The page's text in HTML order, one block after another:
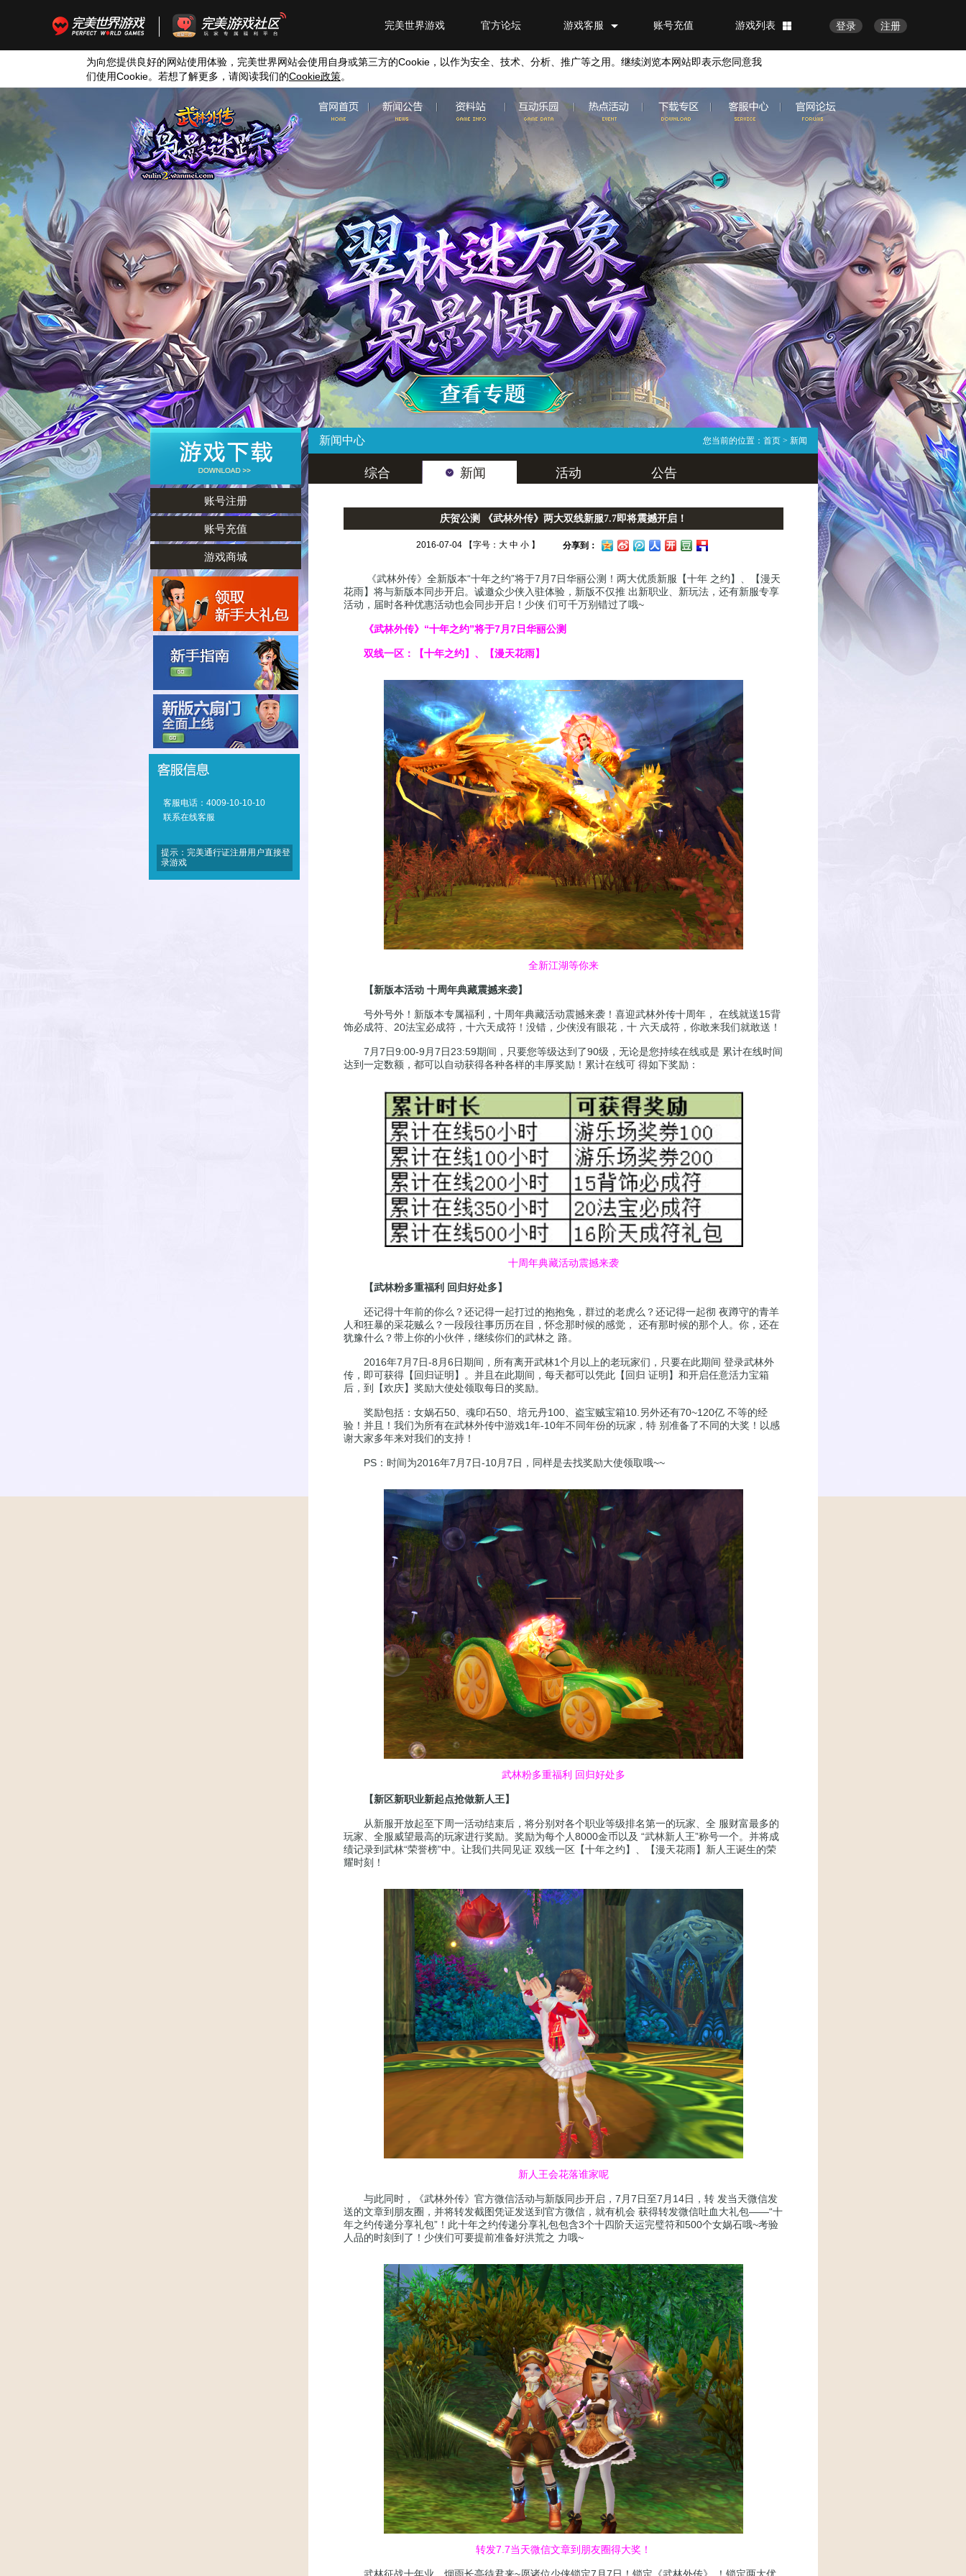
注册
登录
游戏列表
账号充值
游戏客服
官方论坛
完美世界游戏
为向您提供良好的网站使用体验，完美世界网站会使用自身或第三方的Cookie ，以作为安全、技术、分析、推广等之用。继续浏览本网站即表示您同意我
们使用Cookie。若想了解更多，请阅读我们的Cookie政策。
账号注册
账号充值
游戏商城
客服电话：4009-10-10-10
联系在线客服
提示：完美通行证注册用户直接登
录游戏
您当前的位置： 首页 > 新闻
新闻中心
综合 新闻 活动 公告
庆贺公测 《武林外传》两大双线新服7.7即将震撼开启！
2016-07-04 【字号： 大 中 小】 分享到：
《武林外传》全新版本“十年之约”将于7月7日华丽公测！两大优质新服【十年 之约】、【漫天
花雨】将与新版本同步开启。诚邀众少侠入驻体验，新版不仅推 出新职业、新玩法，还有新服专享
活动，届时各种优惠活动也会同步开启！少侠 们可千万别错过了哦~
《武林外传》“十年之约”将于7月7日华丽公测
双线一区：【十年之约】、【漫天花雨】
全新江湖等你来
【新版本活动 十周年典藏震撼来袭】
号外号外！新版本专属福利，十周年典藏活动震撼来袭！喜迎武林外传十周年， 在线就送15背
饰必成符、20法宝必成符，十六天成符！没错，少侠没有眼花，十 六天成符，你敢来我们就敢送！
7月7日9:00-9月7日23:59期间，只要您等级达到了90级，无论是您持续在线或是 累计在线时间
达到一定数额，都可以自动获得各种各样的丰厚奖励！累计在线可 得如下奖励：
十周年典藏活动震撼来袭
【武林粉多重福利 回归好处多】
还记得十年前的你么？还记得一起打过的抱抱兔，群过的老虎么？还记得一起彻 夜蹲守的青羊
人和狂暴的采花贼么？一段段往事历历在目，怀念那时候的感觉， 还有那时候的那个人。你，还在
犹豫什么？带上你的小伙伴，继续你们的武林之 路。
2016年7月7日-8月6日期间，所有离开武林1个月以上的老玩家们，只要在此期间 登录武林外
传，即可获得【回归证明】。并且在此期间，每天都可以凭此【回归 证明】和开启任意活力宝箱
后，到【欢庆】奖励大使处领取每日的奖励。
奖励包括：女娲石50、魂印石50、培元丹100、盗宝贼宝箱10.另外还有70~120亿 不等的经
验！并且！我们为所有在武林外传中游戏1年-10年不同年份的玩家，特 别准备了不同的大奖！以感
谢大家多年来对我们的支持！
PS：时间为2016年7月7日-10月7日，同样是去找奖励大使领取哦~~
武林粉多重福利 回归好处多
【新区新职业新起点抢做新人王】
从新服开放起至下周一活动结束后，将分别对各个职业等级排名第一的玩家、全 服财富最多的
玩家、全服威望最高的玩家进行奖励。奖励为每个人8000金币以及 “武林新人王”称号一个。并将成
绩记录到武林“荣誉榜”中。让我们共同见证 双线一区【十年之约】、【漫天花雨】新人王诞生的荣
耀时刻！
新人王会花落谁家呢
与此同时，《武林外传》官方微信活动与新版同步开启，7月7日至7月14日，转 发当天微信发
送的文章到朋友圈，并将转发截图凭证发送到官方微信，就有机会 获得转发微信吐血大礼包——“十
年之约传递分享礼包”！此十年之约传递分享礼包包含3个十四阶天运完璧符和500个女娲石哦~考验
人品的时刻到了！少侠们可要提前准备好洪荒之 力哦~
转发7.7当天微信文章到朋友圈得大奖！